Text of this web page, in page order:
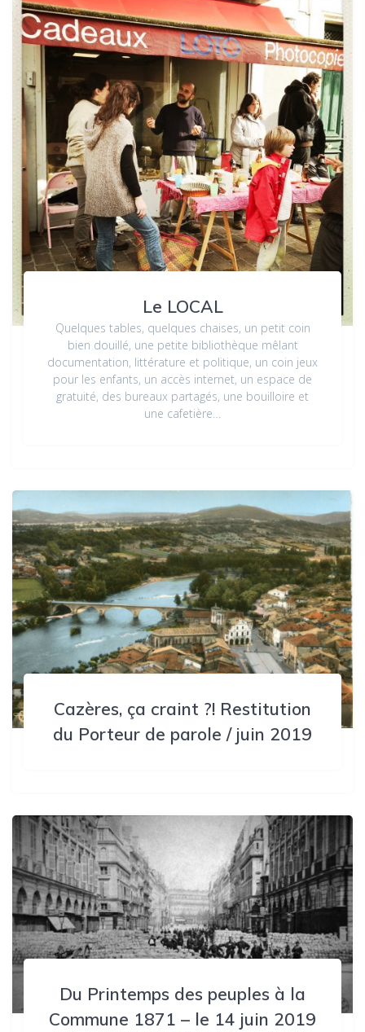
Le LOCAL
Quelques tables, quelques chaises, un petit coin
bien douillé, une petite bibliothèque mêlant
documentation, littérature et politique, un coin jeux
pour les enfants, un accès internet, un espace de
gratuité, des bureaux partagés, une bouilloire et
une cafetière…
Cazères, ça craint ?! Restitution
du Porteur de parole / juin 2019
Du Printemps des peuples à la
Commune 1871 – le 14 juin 2019